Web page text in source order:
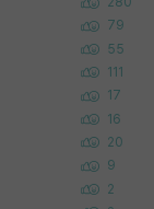
79
55
111
17
16
20
9
2